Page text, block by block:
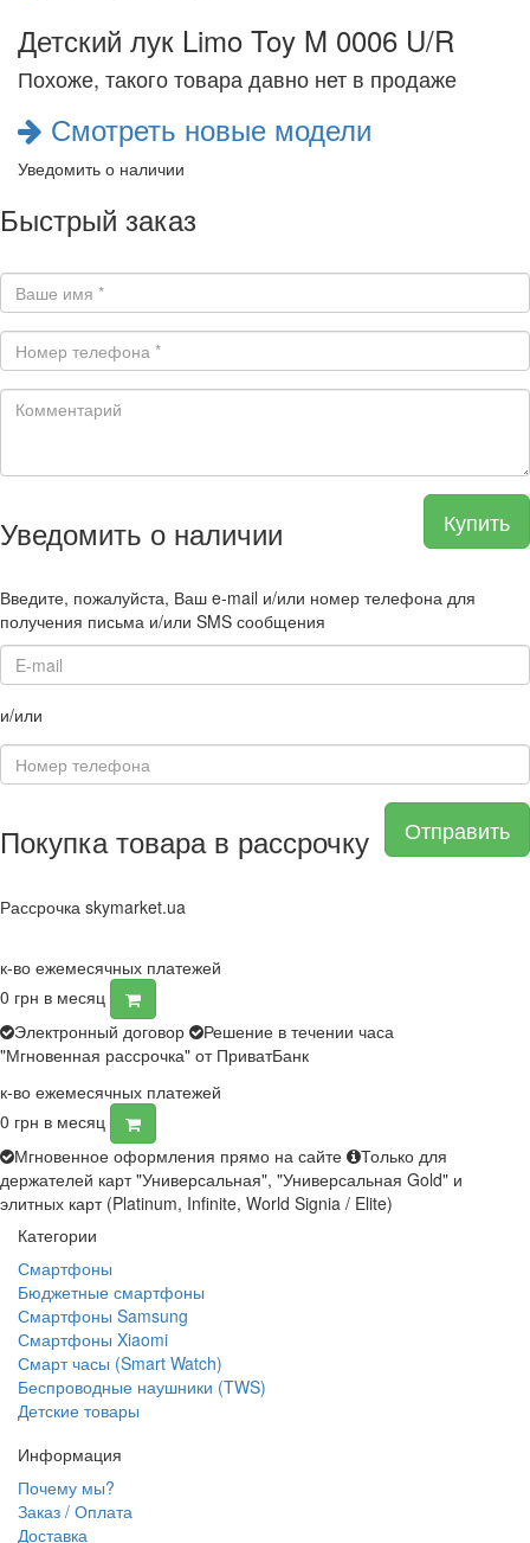
Детский лук Limo Toy M 0006 U/R
Похоже, такого товара давно нет в продаже
Смотреть новые модели
Уведомить о наличии
Быстрый заказ
Купить
Уведомить о наличии
Введите, пожалуйста, Ваш e-mail и/или номер телефона для
получения письма и/или SMS сообщения
и/или
Отправить
Покупка товара в рассрочку
Рассрочка skymarket.ua
к-во ежемесячных платежей
0 грн в месяц
Электронный договор
Решение в течении часа
"Мгновенная рассрочка" от ПриватБанк
к-во ежемесячных платежей
0 грн в месяц
Мгновенное оформления прямо на сайте
Только для
держателей карт "Универсальная", "Универсальная Gold" и
элитных карт (Platinum, Infinite, World Signia / Elite)
Категории
Смартфоны
Бюджетные смартфоны
Смартфоны Samsung
Смартфоны Xiaomi
Смарт часы (Smart Watch)
Беспроводные наушники (TWS)
Детские товары
Информация
Почему мы?
Заказ / Оплата
Доставка